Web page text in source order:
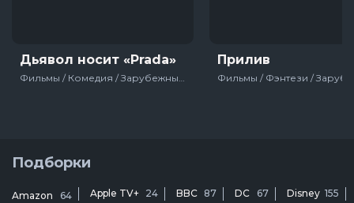
Дьявол носит «Prada» Прилив
Подборки
Amazon 64 Apple TV+ 24 BBC 87 DC 67 Disney 155